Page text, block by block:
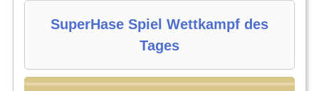
SuperHase Spiel Wettkampf des
Tages